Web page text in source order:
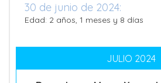
30 de junio de 2024:
Edad: 2 años, 1 meses y 8 días
JULIO 2024